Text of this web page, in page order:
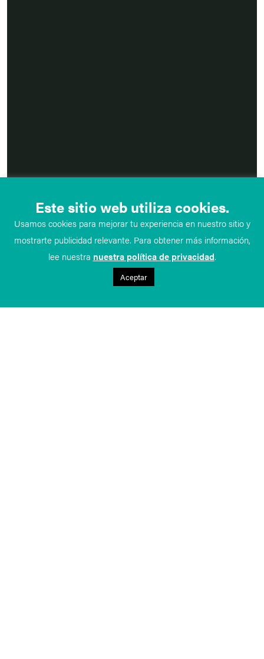
Este sitio web utiliza cookies.
Usamos cookies para mejorar tu experiencia en nuestro sitio y
mostrarte publicidad relevante. Para obtener más información,
lee nuestra nuestra política de privacidad.
Aceptar